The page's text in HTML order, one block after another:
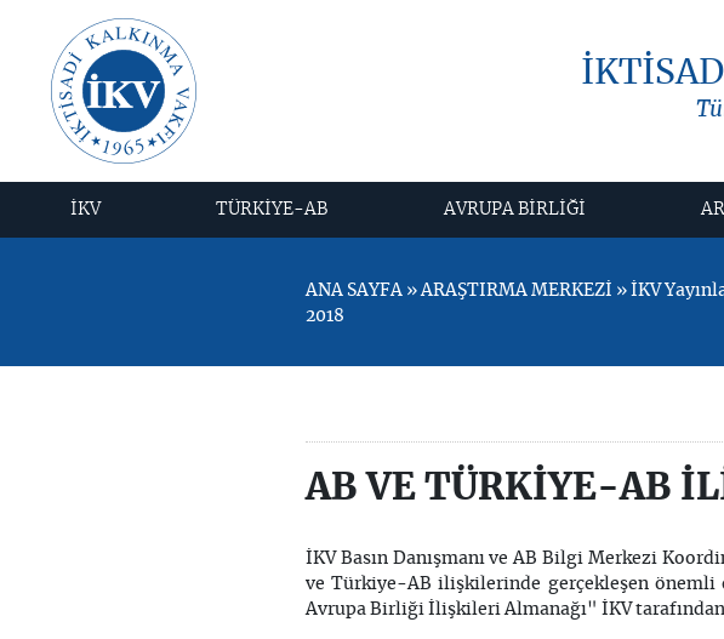
İKV TÜRKİYE-AB AVRUPA BİRLİĞİ
ANA SAYFA » ARAŞTIRMA MERKEZİ » İKV
2018
AB VE TÜRKİYE-AB
İKV Basın Danışmanı ve AB Bilgi Merkezi
ve Türkiye-AB ilişkilerinde gerçekleşen
Avrupa Birliği İlişkileri Almanağı" İKV tarafından